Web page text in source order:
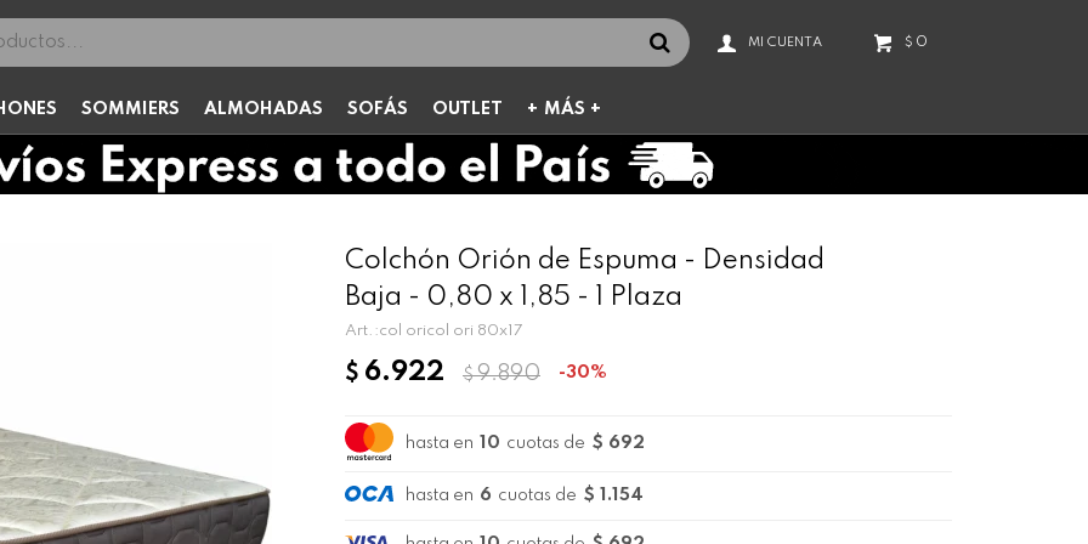
SOMMIERS ALMOHADAS SOFÁS OUTLET MÁS +
$ 0
Colchón Orión de Espuma - Densidad
Baja - 0,80 x 1,85 - 1 Plaza
col oricol ori 80x17
$ 6.922 $ 9.890 30
hasta en 10 cuotas de $ 692
hasta en 6 cuotas de $ 1.154